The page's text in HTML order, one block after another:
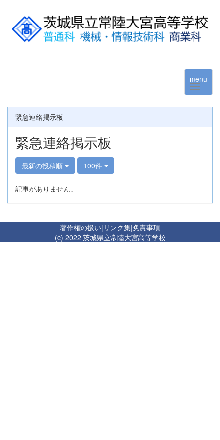
menu
緊急連絡掲示板
緊急連絡掲示板
最新の投稿順 100件
記事がありません。
著作権の扱い| リンク集|免責事項
(c) 2022 茨城県立常陸大宮高等学校